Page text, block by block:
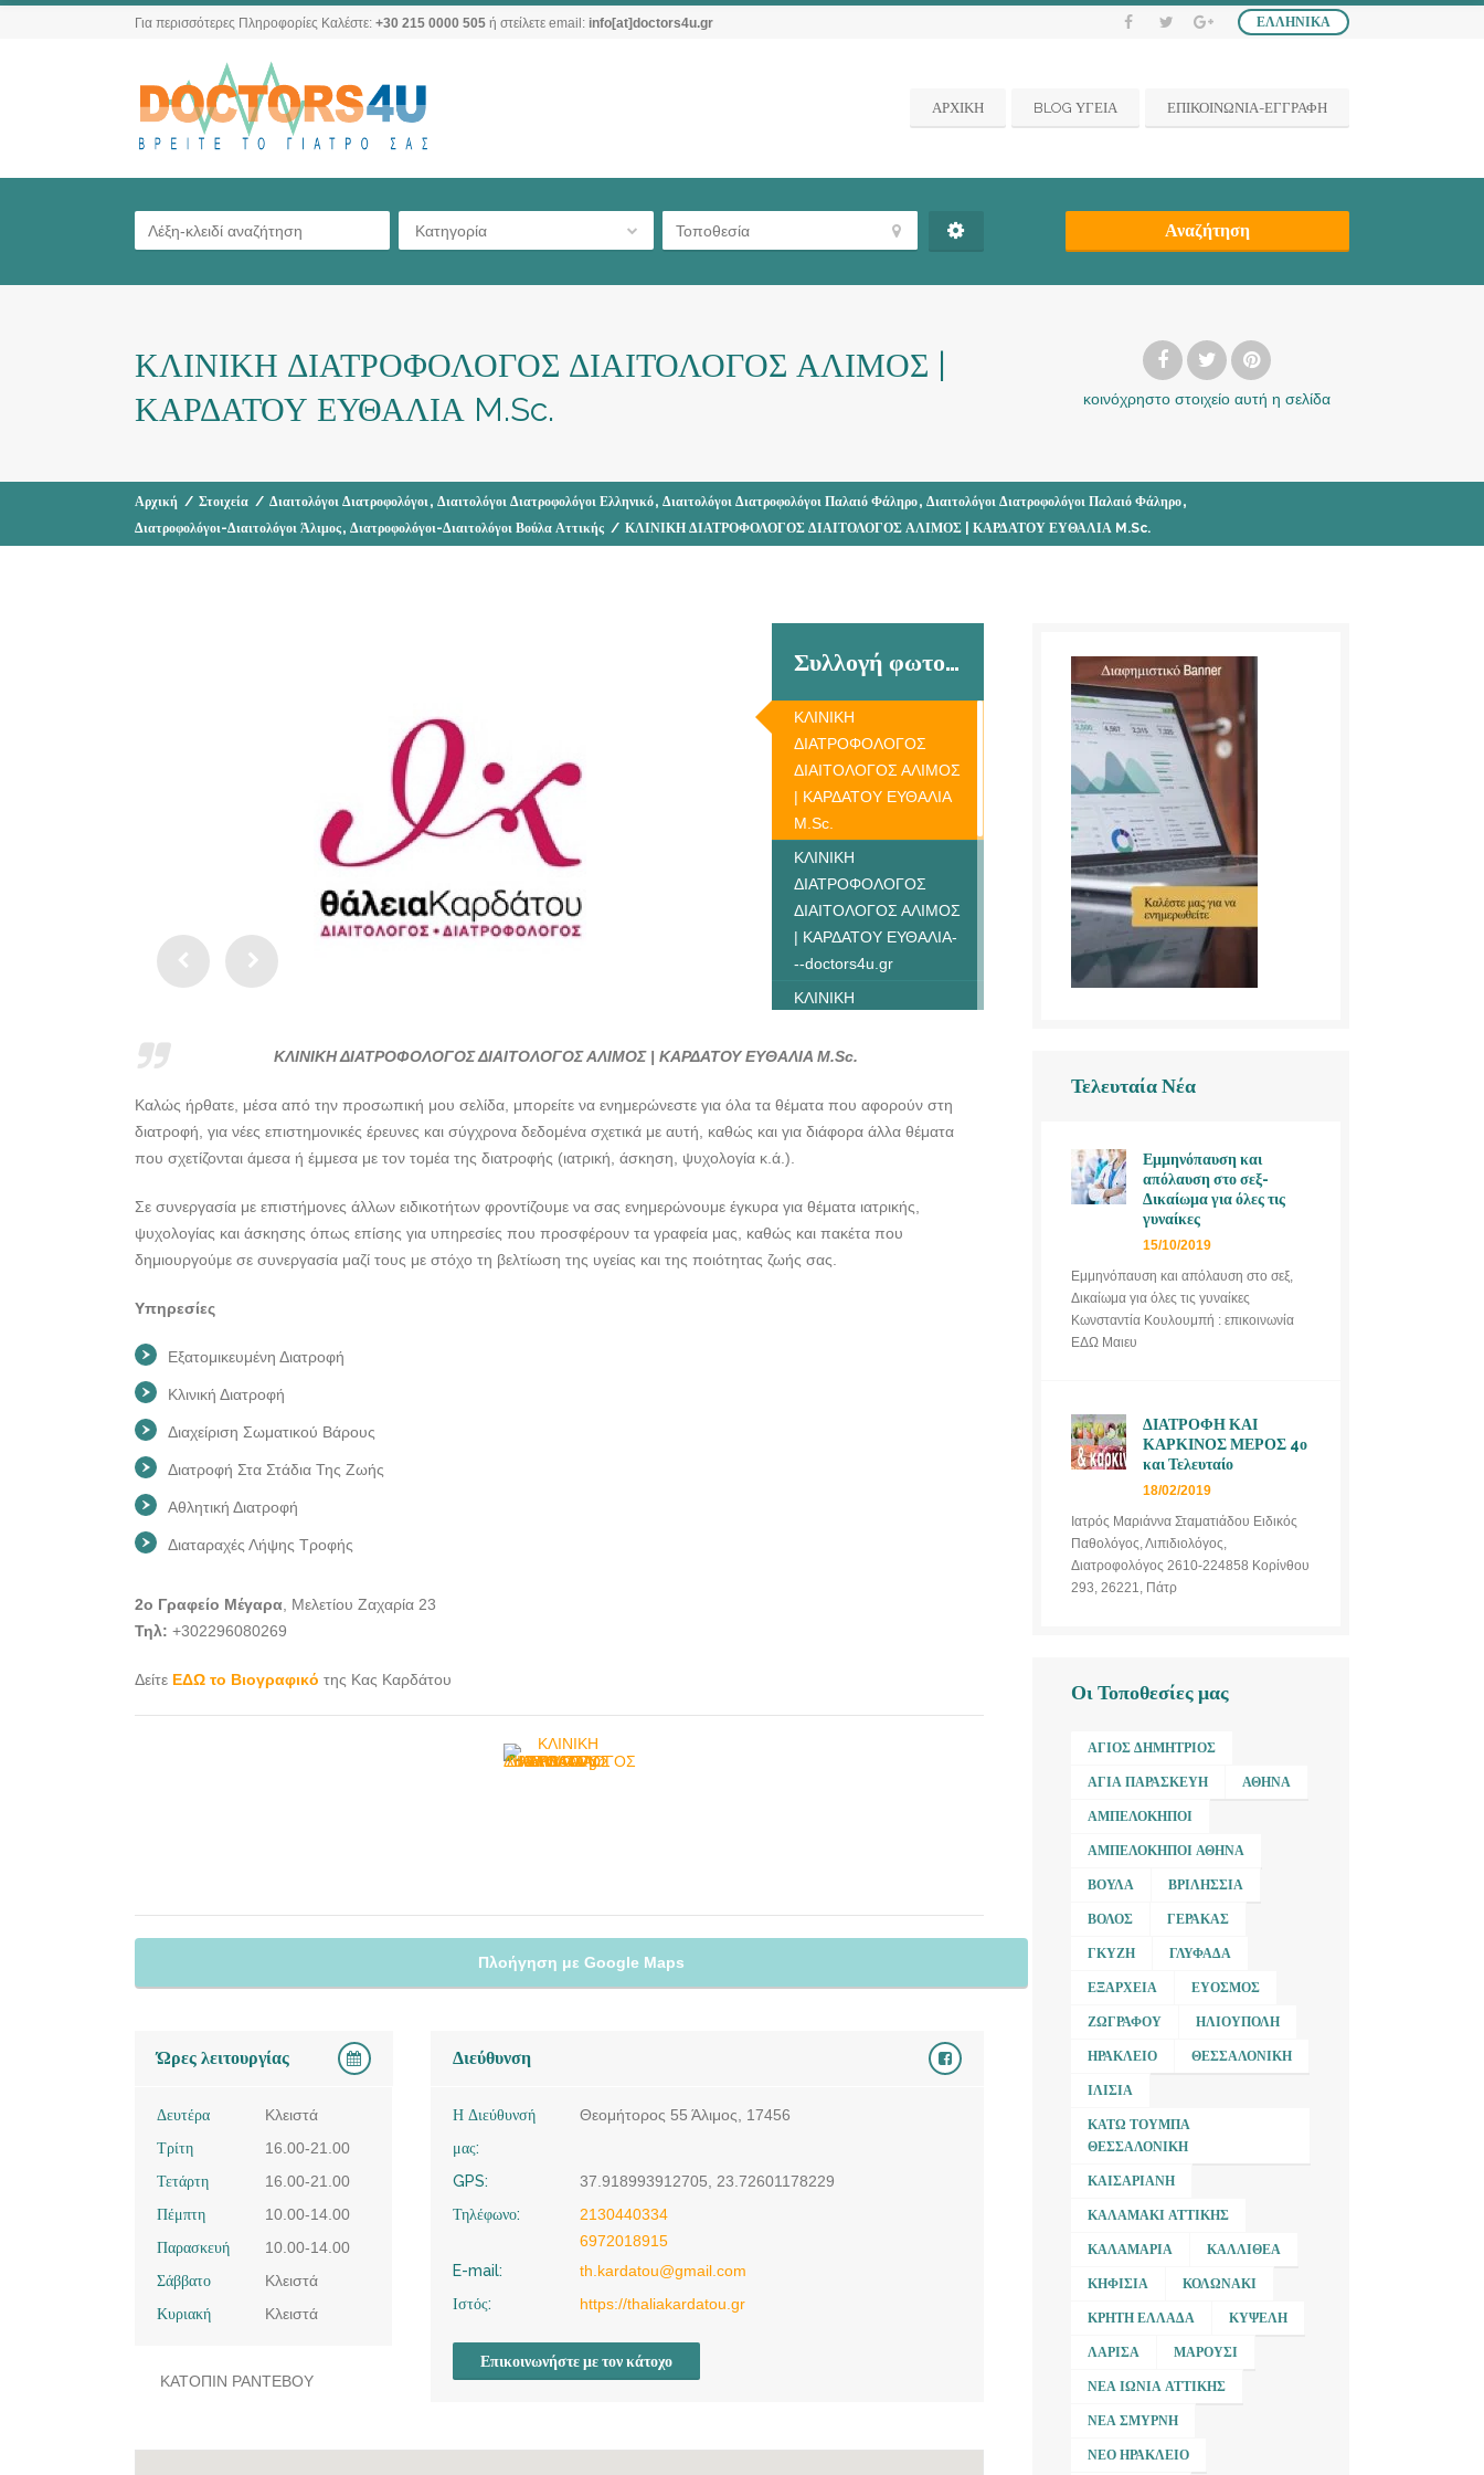
ΕΛΛΗΝΙΚΆ
Για περισσότερες Πληροφορίες Καλέστε: +30 215 0000 505 ή στείλετε email: info[at]doctors4u.gr
ΑΡΧΙΚΗ BLOG ΥΓΕΙΑ ΕΠΙΚΟΙΝΩΝΙΑ-ΕΓΓΡΑΦΗ
Κατηγορία Αναζήτηση
ΚΛΙΝΙΚΗ ΔΙΑΤΡΟΦΟΛΟΓΟΣ ΔΙΑΙΤΟΛΟΓΟΣ ΑΛΙΜΟΣ |
ΚΑΡΔΑΤΟΥ ΕΥΘΑΛΙΑ M.Sc.
κοινόχρηστο στοιχείο αυτή η σελίδα
Αρχική / Στοιχεία / Διαιτολόγοι Διατροφολόγοι, Διαιτολόγοι Διατροφολόγοι Ελληνικό, Διαιτολόγοι Διατροφολόγοι Παλαιό Φάληρο, Διαιτολόγοι Διατροφολόγοι Παλαιό Φάληρο,
Διατροφολόγοι-Διαιτολόγοι Άλιμος, Διατροφολόγοι-Διαιτολόγοι Βούλα Αττικής / ΚΛΙΝΙΚΗ ΔΙΑΤΡΟΦΟΛΟΓΟΣ ΔΙΑΙΤΟΛΟΓΟΣ ΑΛΙΜΟΣ | ΚΑΡΔΑΤΟΥ ΕΥΘΑΛΙΑ M.Sc.
Συλλογή φωτογραφιών
ΚΛΙΝΙΚΗ
ΔΙΑΤΡΟΦΟΛΟΓΟΣ
ΔΙΑΙΤΟΛΟΓΟΣ ΑΛΙΜΟΣ
| ΚΑΡΔΑΤΟΥ ΕΥΘΑΛΙΑ
M.Sc.
ΚΛΙΝΙΚΗ
ΔΙΑΤΡΟΦΟΛΟΓΟΣ
ΔΙΑΙΤΟΛΟΓΟΣ ΑΛΙΜΟΣ
| ΚΑΡΔΑΤΟΥ ΕΥΘΑΛΙΑ-
--doctors4u.gr
ΚΛΙΝΙΚΗ
ΔΙΑΙΤΟΛΟΓΟΣ ΑΛΙΜΟΣ
--doctors4u.gr
ΚΛΙΝΙΚΗ
ΔΙΑΤΡΟΦΟΛΟΓΟΣ
| ΚΑΡΔΑΤΟΥ ΕΥΘΑΛΙΑ-
--doctors4u.gr
ΚΛΙΝΙΚΗ ΔΙΑΤΡΟΦΟΛΟΓΟΣ ΔΙΑΙΤΟΛΟΓΟΣ ΑΛΙΜΟΣ | ΚΑΡΔΑΤΟΥ ΕΥΘΑΛΙΑ M.Sc.
Καλώς ήρθατε, μέσα από την προσωπική μου σελίδα, μπορείτε να ενημερώνεστε για όλα τα θέματα που αφορούν στη
διατροφή, για νέες επιστημονικές έρευνες και σύγχρονα δεδομένα σχετικά με αυτή, καθώς και για διάφορα άλλα θέματα
που σχετίζονται άμεσα ή έμμεσα με τον τομέα της διατροφής (ιατρική, άσκηση, ψυχολογία κ.ά.).
Σε συνεργασία με επιστήμονες άλλων ειδικοτήτων φροντίζουμε να σας ενημερώνουμε έγκυρα για θέματα ιατρικής,
ψυχολογίας και άσκησης όπως επίσης για υπηρεσίες που προσφέρουν τα γραφεία μας, καθώς και πακέτα που
δημιουργούμε σε συνεργασία μαζί τους με στόχο τη βελτίωση της υγείας και της ποιότητας ζωής σας.
Υπηρεσίες
Εξατομικευμένη Διατροφή
Κλινική Διατροφή
Διαχείριση Σωματικού Βάρους
Διατροφή Στα Στάδια Της Ζωής
Αθλητική Διατροφή
Διαταραχές Λήψης Τροφής
2ο Γραφείο Μέγαρα , Μελετίου Ζαχαρία 23
Τηλ: +302296080269
Δείτε ΕΔΩ το Βιογραφικό της Κας Καρδάτου
Πλοήγηση με Google Maps
Ώρες λειτουργίας
Δευτέρα
Κλειστά
Τρίτη
16.00-21.00
Τετάρτη
16.00-21.00
Πέμπτη
10.00-14.00
Παρασκευή
10.00-14.00
Σάββατο
Κλειστά
Κυριακή
Κλειστά
ΚΑΤΟΠΙΝ ΡΑΝΤΕΒΟΥ
Διεύθυνση
Η Διεύθυνσή
μας:
Θεομήτορος 55 Άλιμος, 17456
GPS:
37.918993912705, 23.72601178229
Τηλέφωνο:
2130440334
6972018915
E-mail:
th.kardatou@gmail.com
Ιστός:
https://thaliakardatou.gr
Επικοινωνήστε με τον κάτοχο
Τελευταία Νέα
Εμμηνόπαυση και
απόλαυση στο σεξ-
Δικαίωμα για όλες τις
γυναίκες
15/10/2019
Εμμηνόπαυση και απόλαυση στο σεξ,
Δικαίωμα για όλες τις γυναίκες
Κωνσταντία Κουλουμπή : επικοινωνία
ΕΔΩ Μαιευ
ΔΙΑΤΡΟΦΗ ΚΑΙ
ΚΑΡΚΙΝΟΣ ΜΕΡΟΣ 4ο
και Τελευταίο
18/02/2019
Ιατρός Μαριάννα Σταματιάδου Ειδικός
Παθολόγος, Λιπιδιολόγος,
Διατροφολόγος 2610-224858 Κορίνθου
293, 26221, Πάτρ
Οι Τοποθεσίες μας
ΆΓΙΟΣ ΔΗΜΉΤΡΙΟΣ
ΑΓΊΑ ΠΑΡΑΣΚΕΥΉ ΑΘΉΝΑ
ΑΜΠΕΛΌΚΗΠΟΙ
ΑΜΠΕΛΌΚΗΠΟΙ ΑΘΉΝΑ
ΒΟΎΛΑ ΒΡΙΛΉΣΣΙΑ
ΒΌΛΟΣ ΓΈΡΑΚΑΣ
ΓΚΎΖΗ ΓΛΥΦΆΔΑ
ΕΞΆΡΧΕΙΑ ΕΎΟΣΜΟΣ
ΖΩΓΡΆΦΟΥ ΗΛΙΟΎΠΟΛΗ
ΗΡΆΚΛΕΙΟ ΘΕΣΣΑΛΟΝΊΚΗ
ΙΛΊΣΙΑ
ΚΆΤΩ ΤΟΎΜΠΑ
ΘΕΣΣΑΛΟΝΊΚΗ
ΚΑΙΣΑΡΙΑΝΉ
ΚΑΛΑΜΆΚΙ ΑΤΤΙΚΉΣ
ΚΑΛΑΜΑΡΙΆ ΚΑΛΛΙΘΈΑ
ΚΗΦΙΣΙΆ ΚΟΛΩΝΆΚΙ
ΚΡΉΤΗ ΕΛΛΆΔΑ ΚΥΨΈΛΗ
ΛΆΡΙΣΑ ΜΑΡΟΎΣΙ
ΝΈΑ ΙΩΝΊΑ ΑΤΤΙΚΉΣ
ΝΈΑ ΣΜΎΡΝΗ
ΝΈΟ ΗΡΆΚΛΕΙΟ